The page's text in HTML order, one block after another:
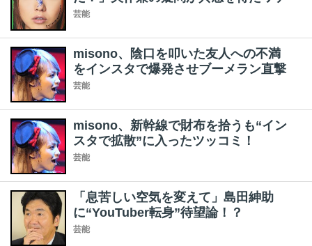
芸能
misono、陰口を叩いた友人への不満
をインスタで爆発させブーメラン直撃
芸能
misono、新幹線で財布を拾うも“イン
スタで拡散”に入ったツッコミ！
芸能
「息苦しい空気を変えて」島田紳助
に“YouTuber転身”待望論！？
芸能